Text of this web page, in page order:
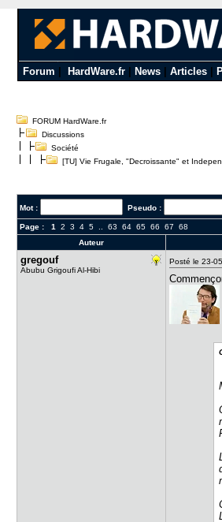
Forum HardWare.fr| News| Articles|
FORUM HardWare.fr
Discussions
Société
[TU] Vie Frugale, "Decroissante" et
Mot : Pseudo :
Page : 1 2 3 4 5 ..63 64 65 66 67 68
Auteur
gregouf
Abubu Grigoufi Al-Hibi
Posté le 23-